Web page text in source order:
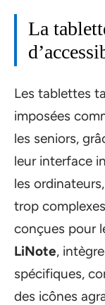
La
Les tablettes
imposées
les seniors,
leur interface
les
trop
conçues pour
LiNote,
spécifiques,
des icônes